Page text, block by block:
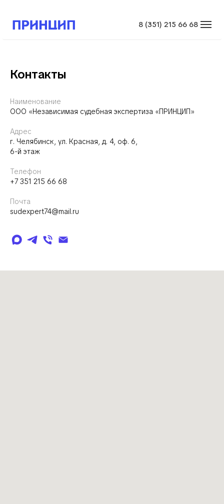
8 (351) 215 66 68
Контакты
Наименование
ООО «Независимая судебная экспертиза «ПРИНЦИП»
Адрес
г. Челябинск, ул. Красная, д. 4, оф. 6,
6-й этаж
Телефон
+7 351 215 66 68
Почта
sudexpert74@mail.ru